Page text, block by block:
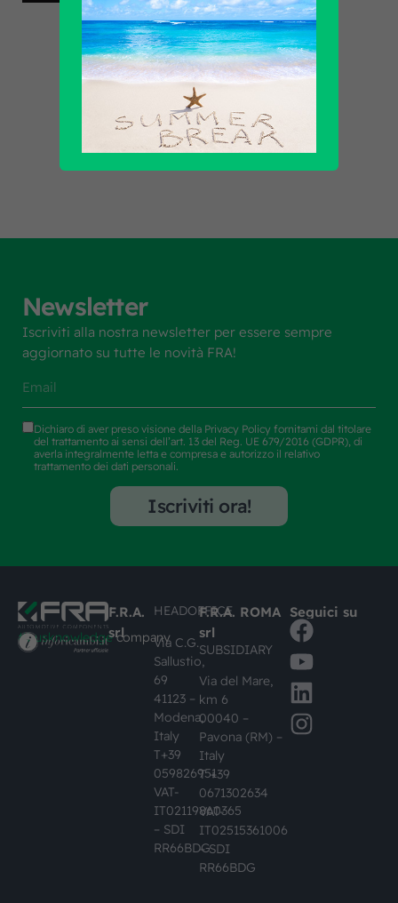
Scopri tutti i prodotti
Newsletter
Iscriviti alla nostra newsletter per essere sempre
aggiornato su tutte le novità FRA!
Dichiaro di aver preso visione della Privacy Policy fornitami dal titolare
del trattamento ai sensi dell’art. 13 del Reg. UE 679/2016 (GDPR), di
averla integralmente letta e compresa e autorizzo il relativo
trattamento dei dati personali.
Iscriviti ora!
#busknowledgecompany
F.R.A.
srl
HEADOFFICE
Via C.G.
Sallustio,
69
41123 –
Modena,
Italy
T+39
059826951
VAT-
IT02119860365
– SDI
RR66BDG
F.R.A. ROMA
srl
SUBSIDIARY
Via del Mare,
km 6
00040 –
Pavona (RM) –
Italy
T +39
0671302634
VAT-
IT02515361006
– SDI
RR66BDG
Seguici su